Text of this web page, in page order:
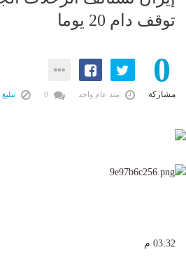
توقف دام 20 يوما
0
مشاركة منذ عام واحد تبليغ
03:32 م